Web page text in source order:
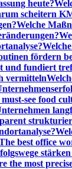
heute?
scheitern
Welche
fördern
und fundiert
vermitteln
see food
best office
the most